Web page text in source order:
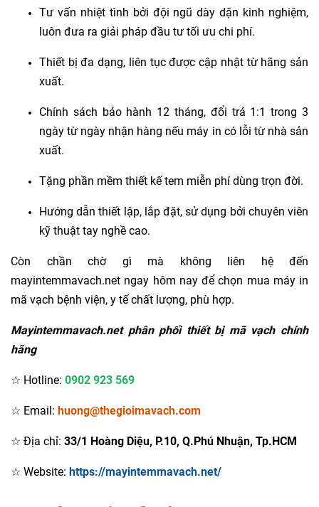
Tư vấn nhiệt tình bởi đội ngũ dày dặn kinh nghiệm,
luôn đưa ra giải pháp đầu tư tối ưu chi phí.
Thiết bị đa dạng, liên tục được cập nhật từ hãng sản
xuất.
Chính sách bảo hành 12 tháng, đổi trả 1:1 trong 3
ngày từ ngày nhận hàng nếu máy in có lỗi từ nhà sản
xuất.
Tặng phần mềm thiết kế tem miễn phí dùng trọn đời.
Hướng dẫn thiết lập, lắp đặt, sử dụng bởi chuyên viên
kỹ thuật tay nghề cao.
Còn chần chờ gì mà không liên hệ đến
mayintemmavach.net ngay hôm nay để chọn mua máy in
mã vạch bệnh viện, y tế chất lượng, phù hợp.
Mayintemmavach.net phân phối thiết bị mã vạch chính
hãng
☆ Hotline: 0902 923 569
☆ Email: huong@thegioimavach.com
☆ Địa chỉ: 33/1 Hoàng Diệu, P.10, Q.Phú Nhuận, Tp.HCM
☆ Website: https://mayintemmavach.net/